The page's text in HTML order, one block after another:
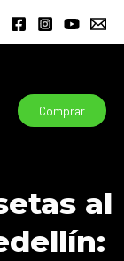
Comprar
al